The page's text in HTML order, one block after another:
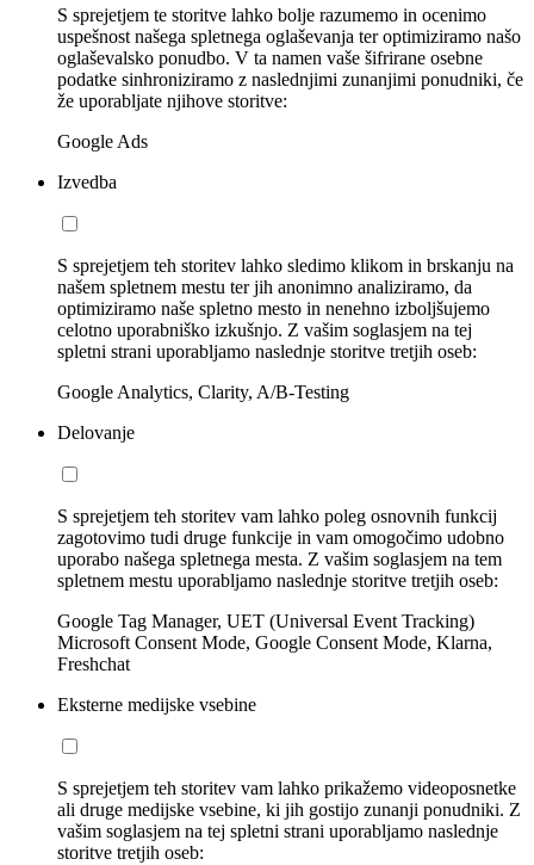
S sprejetjem te storitve lahko bolje razumemo in ocenimo
uspešnost našega spletnega oglaševanja ter optimiziramo našo
oglaševalsko ponudbo. V ta namen vaše šifrirane osebne
podatke sinhroniziramo z naslednjimi zunanjimi ponudniki, če
že uporabljate njihove storitve:
Google Ads
Izvedba
S sprejetjem teh storitev lahko sledimo klikom in brskanju na
našem spletnem mestu ter jih anonimno analiziramo, da
optimiziramo naše spletno mesto in nenehno izboljšujemo
celotno uporabniško izkušnjo. Z vašim soglasjem na tej
spletni strani uporabljamo naslednje storitve tretjih oseb:
Google Analytics, Clarity, A/B-Testing
Delovanje
S sprejetjem teh storitev vam lahko poleg osnovnih funkcij
zagotovimo tudi druge funkcije in vam omogočimo udobno
uporabo našega spletnega mesta. Z vašim soglasjem na tem
spletnem mestu uporabljamo naslednje storitve tretjih oseb:
Google Tag Manager, UET (Universal Event Tracking)
Microsoft Consent Mode, Google Consent Mode, Klarna,
Freshchat
Eksterne medijske vsebine
S sprejetjem teh storitev vam lahko prikažemo videoposnetke
ali druge medijske vsebine, ki jih gostijo zunanji ponudniki. Z
vašim soglasjem na tej spletni strani uporabljamo naslednje
storitve tretjih oseb: